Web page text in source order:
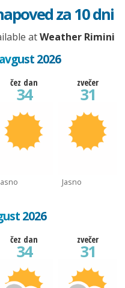
za 10 dni
atWeather Rimini
2026
čez dan
34
zvečer
31
Jasno
2026
čez dan
34
zvečer
31